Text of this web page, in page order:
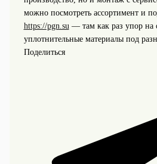
можно посмотреть ассортимент и
https://pgn.su — там как раз упор на
уплотнительные материалы под
Поделиться